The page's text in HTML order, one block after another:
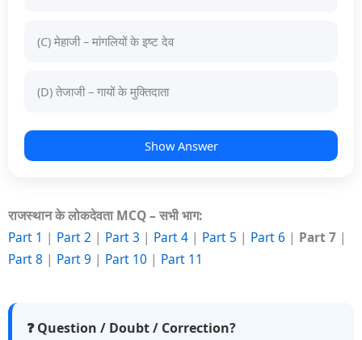
(C) मेहाजी – मांगलियों के इष्ट देव
(D) तेजाजी – गायों के मुक्तिदाता
Show Answer
राजस्थान के लोकदेवता MCQ – सभी भाग:
Part 1 | Part 2 | Part 3 | Part 4 | Part 5 | Part 6 | Part 7 |
Part 8 | Part 9 | Part 10 | Part 11
❓ Question / Doubt / Correction?